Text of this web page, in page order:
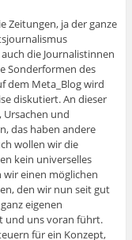
Zeitungen, ja der ganze
die Journalistinnen
Sonderformen des
dem Meta_Blog wird
diskutiert. An dieser
Ursachen und
das haben andere
wollen wir die
kein universelles
einen möglichen
den wir nun seit gut
eigenen
und uns voran führt.
für ein Konzept,